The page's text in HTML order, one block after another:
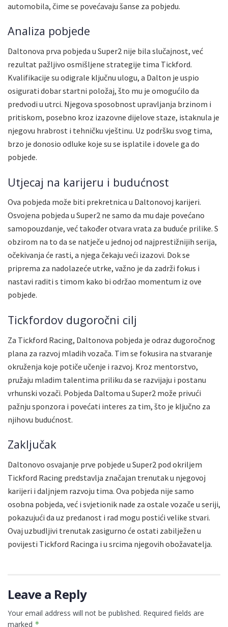
automobila, čime se povećavaju šanse za pobjedu.
Analiza pobjede
Daltonova prva pobjeda u Super2 nije bila slučajnost, već
rezultat pažljivo osmišljene strategije tima Tickford.
Kvalifikacije su odigrale ključnu ulogu, a Dalton je uspio
osigurati dobar startni položaj, što mu je omogućilo da
predvodi u utrci. Njegova sposobnost upravljanja brzinom i
pritiskom, posebno kroz izazovne dijelove staze, istaknula je
njegovu hrabrost i tehničku vještinu. Uz podršku svog tima,
brzo je donosio odluke koje su se isplatile i dovele ga do
pobjede.
Utjecaj na karijeru i budućnost
Ova pobjeda može biti prekretnica u Daltonovoj karijeri.
Osvojena pobjeda u Super2 ne samo da mu daje povećano
samopouzdanje, već također otvara vrata za buduće prilike. S
obzirom na to da se natječe u jednoj od najprestižnijih serija,
očekivanja će rasti, a njega čekaju veći izazovi. Dok se
priprema za nadolazeće utrke, važno je da zadrži fokus i
nastavi raditi s timom kako bi održao momentum iz ove
pobjede.
Tickfordov dugoročni cilj
Za Tickford Racing, Daltonova pobjeda je odraz dugoročnog
plana za razvoj mladih vozača. Tim se fokusira na stvaranje
okruženja koje potiče učenje i razvoj. Kroz mentorstvo,
pružaju mladim talentima priliku da se razvijaju i postanu
vrhunski vozači. Pobjeda Daltoma u Super2 može privući
pažnju sponzora i povećati interes za tim, što je ključno za
njihovu budućnost.
Zaključak
Daltonovo osvajanje prve pobjede u Super2 pod okriljem
Tickford Racing predstavlja značajan trenutak u njegovoj
karijeri i daljnjem razvoju tima. Ova pobjeda nije samo
osobna pobjeda, već i svjetionik nade za ostale vozače u seriji,
pokazujući da uz predanost i rad mogu postići velike stvari.
Ovaj uzbudljivi trenutak zasigurno će ostati zabilježen u
povijesti Tickford Racinga i u srcima njegovih obožavatelja.
Leave a Reply
Your email address will not be published. Required fields are
marked *